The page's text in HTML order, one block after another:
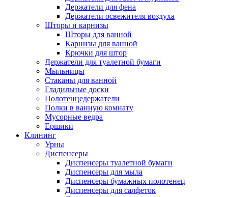
Держатели для фена
Держатели освежителя воздуха
Шторы и карнизы
Шторы для ванной
Карнизы для ванной
Крючки для штор
Держатели для туалетной бумаги
Мыльницы
Стаканы для ванной
Гладильные доски
Полотенцедержатели
Полки в ванную комнату
Мусорные ведра
Ершики
Клининг
Урны
Диспенсеры
Диспенсеры туалетной бумаги
Диспенсеры для мыла
Диспенсеры бумажных полотенец
Диспенсеры для салфеток